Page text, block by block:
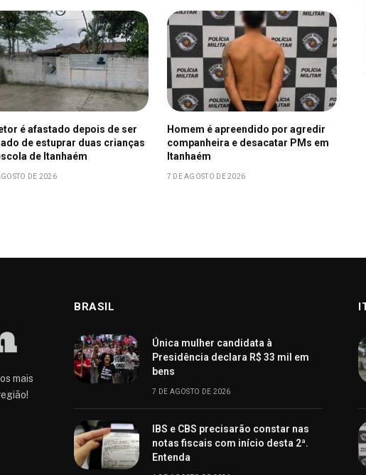
é afastado depois de ser
de estuprar duas crianças
de Itanhaém
DE 2026
Homem é apreendido por agredir
companheira e desacatar PMs em
Itanhaém
7 DE AGOSTO DE 2026
mais
BRASIL
Única mulher candidata à
Presidência declara R$ 33 mil em
bens
7 DE AGOSTO DE 2026
IBS e CBS precisarão constar nas
notas fiscais com início desta 2ª.
Entenda